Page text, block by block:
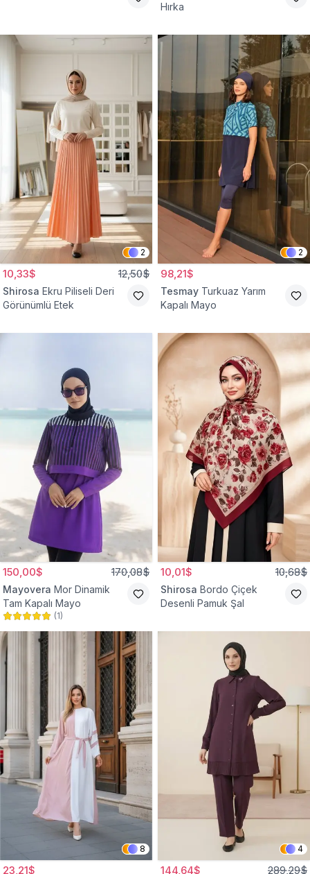
Hırka
2
10,33$ 12,50$
Shirosa Ekru Piliseli Deri
Görünümlü Etek
2
98,21$
Tesmay Turkuaz Yarım
Kapalı Mayo
150,00$ 170,08$
Mayovera Mor Dinamik
Tam Kapalı Mayo
(1)
10,01$ 10,68$
Shirosa Bordo Çiçek
Desenli Pamuk Şal
8
23,21$
4
144,64$ 289,29$